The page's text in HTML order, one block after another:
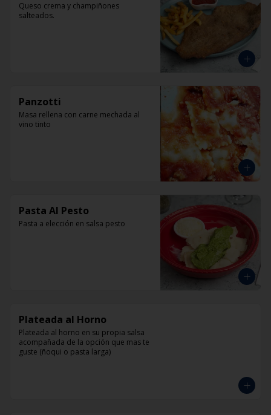
Queso crema y champiñones
salteados.
Panzotti
Masa rellena con carne mechada al
vino tinto
Pasta Al Pesto
Pasta a elección en salsa pesto
Plateada al Horno
Plateada al horno en su propia salsa
acompañada de la opción que mas te
guste (ñoqui o pasta larga)